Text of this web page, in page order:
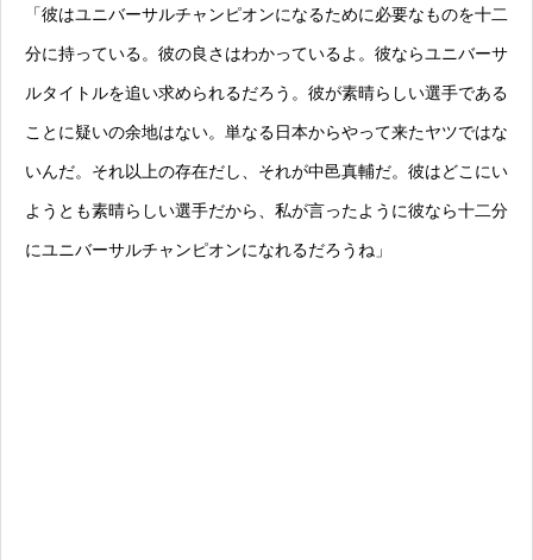
「彼はユニバーサルチャンピオンになるために必要なものを十二
分に持っている。彼の良さはわかっているよ。彼ならユニバーサ
ルタイトルを追い求められるだろう。彼が素晴らしい選手である
ことに疑いの余地はない。単なる日本からやって来たヤツではな
いんだ。それ以上の存在だし、それが中邑真輔だ。彼はどこにい
ようとも素晴らしい選手だから、私が言ったように彼なら十二分
にユニバーサルチャンピオンになれるだろうね」